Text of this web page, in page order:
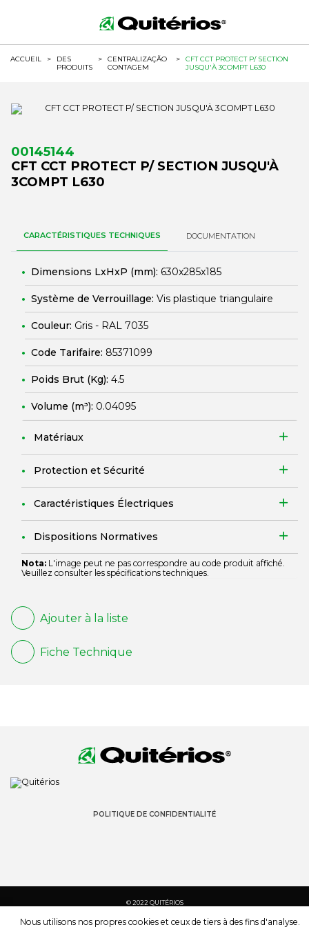
ACCUEIL >
DES
PRODUITS
>
CENTRALIZAÇÃO
CONTAGEM
>
CFT CCT PROTECT P/ SECTION
JUSQU'À 3COMPT L630
00145144
CFT CCT PROTECT P/ SECTION JUSQU'À
3COMPT L630
CARACTÉRISTIQUES TECHNIQUES DOCUMENTATION
Dimensions LxHxP (mm): 630x285x185
Système de Verrouillage: Vis plastique triangulaire
Couleur: Gris - RAL 7035
Code Tarifaire: 85371099
Poids Brut (Kg): 4.5
Volume (m³): 0.04095
Matériaux
Protection et Sécurité
Caractéristiques Électriques
Dispositions Normatives
Nota: L'image peut ne pas correspondre au code produit affiché.
Veuillez consulter les spécifications techniques.
Ajouter à la liste
Fiche Technique
POLITIQUE DE CONFIDENTIALITÉ
© 2022 QUITÉRIOS
Nous utilisons nos propres cookies et ceux de tiers à des fins d'analyse.